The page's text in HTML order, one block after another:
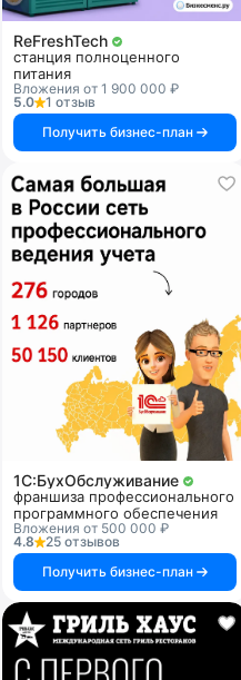
ReFreshTech
станция полноценного
питания
Вложения от 1 900 000 ₽
5.0
1 отзыв
Получить бизнес-план
1C:БухОбслуживание
франшиза профессионального
программного обеспечения
Вложения от 500 000 ₽
4.8
25 отзывов
Получить бизнес-план